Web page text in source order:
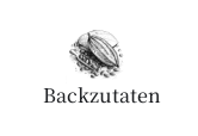
Backzutaten